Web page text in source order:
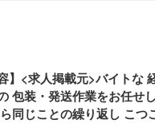
】<求人掲載元>バイト
包装・発送作業をお任せ
同じことの繰り返し こつ